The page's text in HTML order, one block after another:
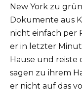
New York zu
Dokumente aus
nicht einfach per
er in letzter
Hause und reiste
sagen zu ihrem
er nicht auf das